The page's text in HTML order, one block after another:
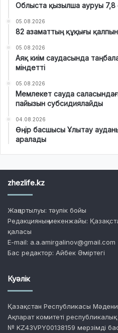
Облыста қызылша ауруы 7,8
05.08.2026
82 азаматтың құқығы
05.08.2026
Аяқ киім саудасында
міндетті
05.08.2026
Мемлекет сауда
пайызын субсидиялайды
04.08.2026
Өңір басшысы Ұлытау
аралады
zhezlife.kz
Жаңартылуы: тәулік бойы
Редакцияның мекенжайы:
қаласы
E-mail: a.a.amirgalinov@gmail.com
Бас редактор: Айбек Әміртегі
Куәлік
Қазақстан Республикасы
Ақпарат комитеті
№ KZ43VPY00138159 мерзімді